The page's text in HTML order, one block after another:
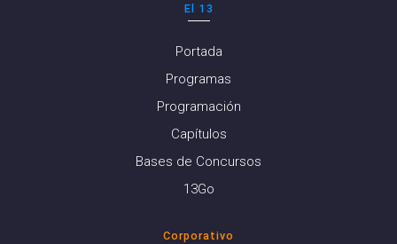
El 13
Portada
Programas
Programación
Capítulos
Bases de Concursos
13Go
Corporativo